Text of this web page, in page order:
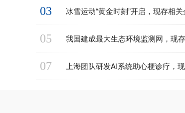
03 冰雪运动“黄金时刻”开启，现存相关
05 我国建成最大生态环境监测网，现
07 上海团队研发AI系统助心梗诊疗，